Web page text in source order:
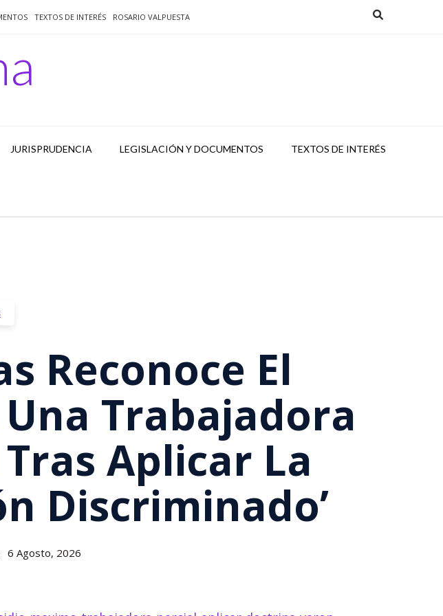
TEXTOS DE INTERÉS ROSARIO VALPUESTA
JURISPRUDENCIA LEGISLACIÓN Y DOCUMENTOS TEXTOS DE INTERÉS
Reconoce El
Trabajadora
Aplicar La
Discriminado’
6 Agosto, 2026